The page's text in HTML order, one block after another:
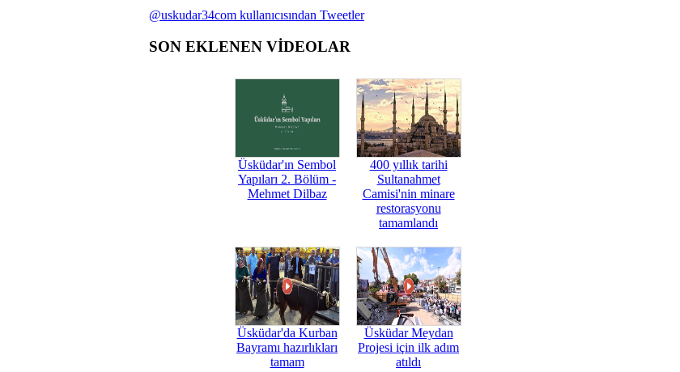
@uskudar34com kullanıcısından Tweetler
SON EKLENEN VİDEOLAR
Üsküdar'ın Sembol
Yapıları 2. Bölüm -
Mehmet Dilbaz
400 yıllık tarihi
Sultanahmet
Camisi'nin minare
restorasyonu
tamamlandı
Üsküdar'da Kurban
Bayramı hazırlıkları
tamam
Üsküdar Meydan
Projesi için ilk adım
atıldı